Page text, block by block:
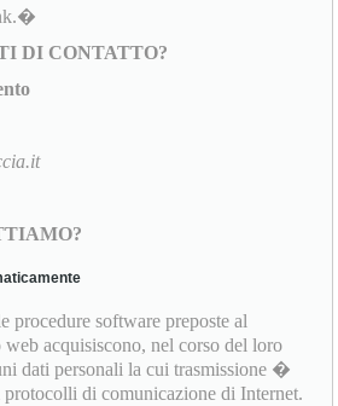
DI CONTATTO?
procedure software preposte al
acquisiscono, nel corso del loro
dati personali la cui trasmissione �
di comunicazione di Internet.